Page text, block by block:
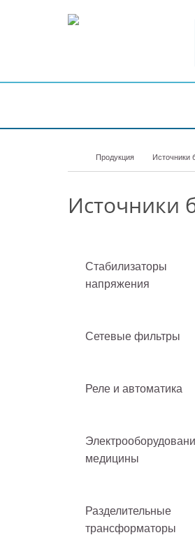
Продукция Источники
Источники
Стабилизаторы
напряжения
Сетевые фильтры
Реле и автоматика
медицины
Разделительные
трансформаторы